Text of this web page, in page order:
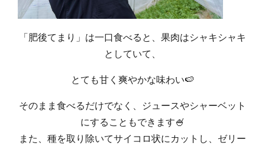
「肥後てまり」は一口食べると、果肉はシャキシャキ
としていて、
とても甘く爽やかな味わい🍉
そのまま食べるだけでなく、ジュースやシャーベット
にすることもできます🍧
また、種を取り除いてサイコロ状にカットし、ゼリー